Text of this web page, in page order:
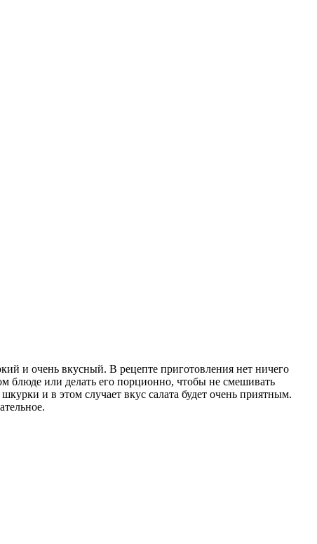
и очень вкусный. В рецепте приготовления нет ничего
блюде или делать его порционно, чтобы не смешивать
и в этом случает вкус салата будет очень приятным.